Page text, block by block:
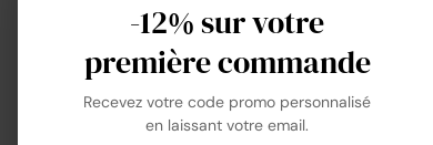
-12% sur votre
première commande
Recevez votre code promo personnalisé
en laissant votre email.